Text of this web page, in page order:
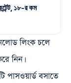
১৮-র কম
লিংক চলে
নিন।
পাসওয়ার্ড বসাতে